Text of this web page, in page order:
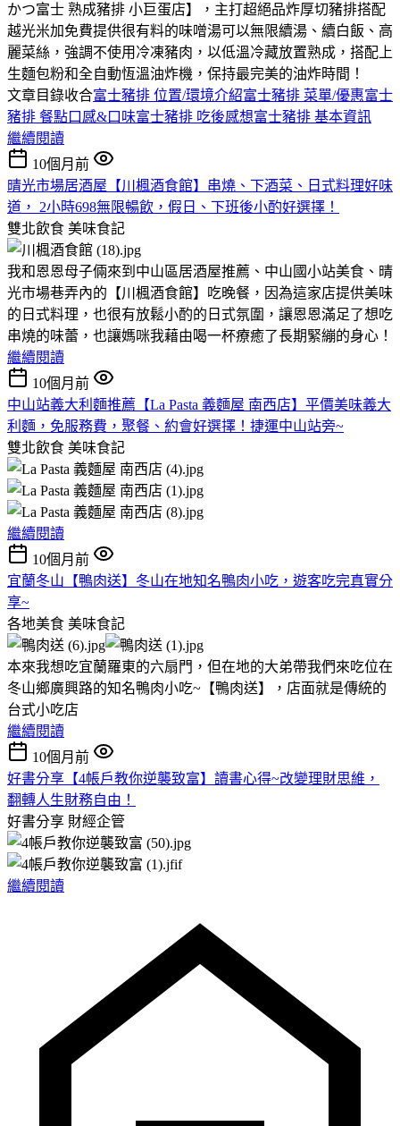
かつ富士 熟成豬排 小巨蛋店】，主打超絕品炸厚切豬排搭配
越光米加免費提供很有料的味噌湯可以無限續湯、續白飯、高
麗菜絲，強調不使用冷凍豬肉，以低溫冷藏放置熟成，搭配上
生麵包粉和全自動恆溫油炸機，保持最完美的油炸時間！
文章目錄收合富士豬排 位置/環境介紹富士豬排 菜單/優惠富士
豬排 餐點口感&口味富士豬排 吃後感想富士豬排 基本資訊
繼續閱讀
10個月前
晴光市場居酒屋【川楓酒食館】串燒、下酒菜、日式料理好味
道， 2小時698無限暢飲，假日、下班後小酌好選擇！
雙北飲食 美味食記
我和恩恩母子倆來到中山區居酒屋推薦、中山國小站美食、晴
光市場巷弄內的【川楓酒食館】吃晚餐，因為這家店提供美味
的日式料理，也很有放鬆小酌的日式氛圍，讓恩恩滿足了想吃
串燒的味蕾，也讓媽咪我藉由喝一杯療癒了長期緊繃的身心！
繼續閱讀
10個月前
中山站義大利麵推薦【La Pasta 義麵屋 南西店】平價美味義大
利麵，免服務費，聚餐、約會好選擇！捷運中山站旁~
雙北飲食 美味食記
繼續閱讀
10個月前
宜蘭冬山【鴨肉送】冬山在地知名鴨肉小吃，遊客吃完真實分
享~
各地美食 美味食記
本來我想吃宜蘭羅東的六扇門，但在地的大弟帶我們來吃位在
冬山鄉廣興路的知名鴨肉小吃~【鴨肉送】，店面就是傳統的
台式小吃店
繼續閱讀
10個月前
好書分享【4帳戶教你逆襲致富】讀書心得~改變理財思維，
翻轉人生財務自由！
好書分享 財經企管
繼續閱讀